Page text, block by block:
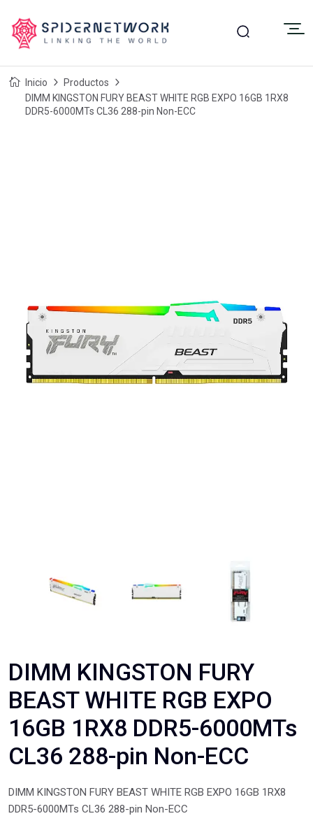
Inicio
Productos
DIMM KINGSTON FURY BEAST WHITE RGB EXPO 16GB 1RX8
DDR5-6000MTs CL36 288-pin Non-ECC
DIMM KINGSTON FURY
BEAST WHITE RGB EXPO
16GB 1RX8 DDR5-6000MTs
CL36 288-pin Non-ECC
DIMM KINGSTON FURY BEAST WHITE RGB EXPO 16GB 1RX8
DDR5-6000MTs CL36 288-pin Non-ECC